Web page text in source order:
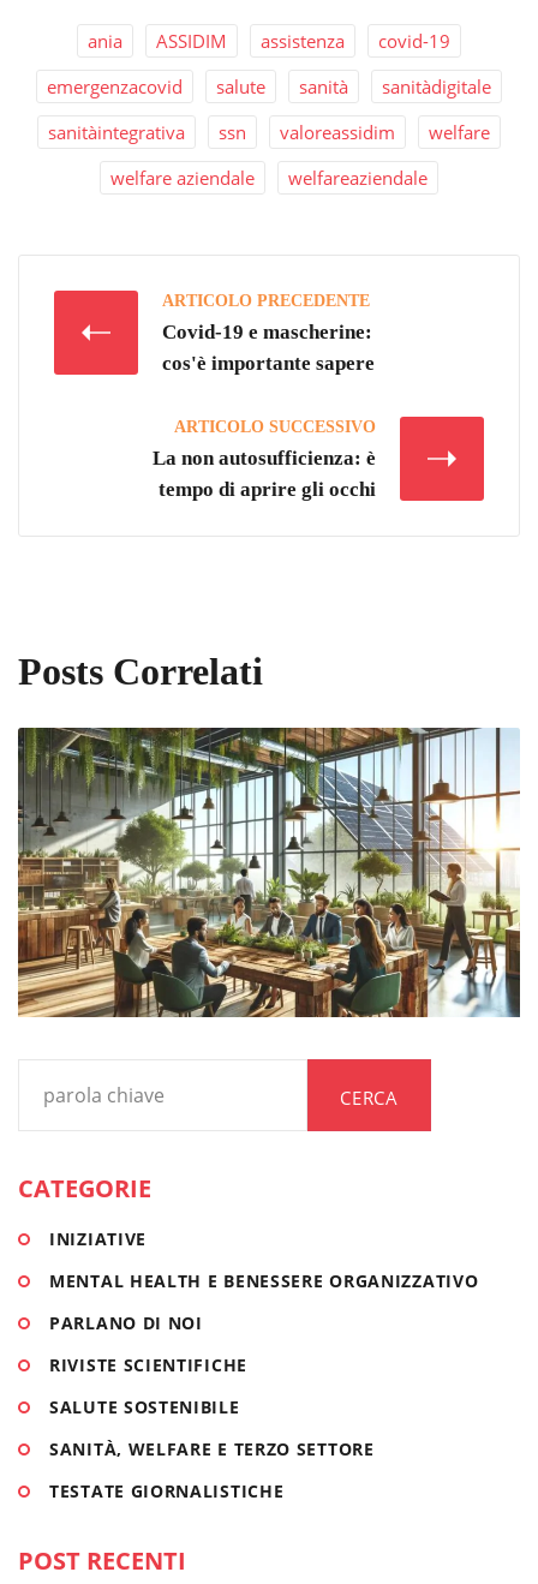
ania ASSIDIM assistenza
covid-19
emergenzacovid
salute sanità
sanitàdigitale
sanitàintegrativa
ssn valoreassidim
welfare
welfare aziendale
welfareaziendale
ARTICOLO PRECEDENTE
Covid-19 e mascherine:
cos'è importante sapere
ARTICOLO SUCCESSIVO
La non autosufficienza: è
tempo di aprire gli occhi
Posts Correlati
LISA ANTONUTTI
3 Maggio, 2024
Il lavoro sostenibile
sostenibilità sta diventando centrale è...
CERCA
CATEGORIE
INIZIATIVE
MENTAL HEALTH E BENESSERE ORGANIZZATIVO
PARLANO DI NOI
RIVISTE SCIENTIFICHE
SALUTE SOSTENIBILE
SANITÀ, WELFARE E TERZO SETTORE
TESTATE GIORNALISTICHE
POST RECENTI